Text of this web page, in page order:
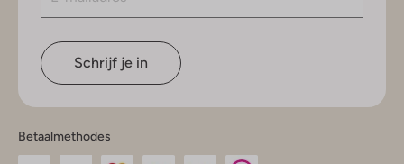
Schrijf je in
Betaalmethodes